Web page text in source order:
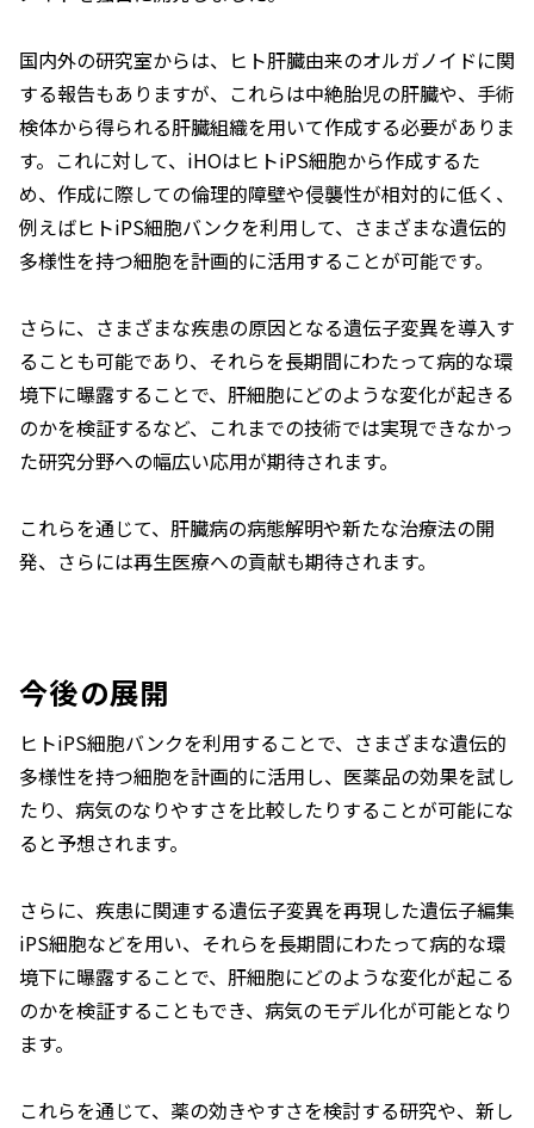
国内外の研究室からは、ヒト肝臓由来のオルガノイドに関
する報告もありますが、これらは中絶胎児の肝臓や、手術
検体から得られる肝臓組織を用いて作成する必要がありま
す。これに対して、iHOはヒトiPS細胞から作成するた
め、作成に際しての倫理的障壁や侵襲性が相対的に低く、
例えばヒトiPS細胞バンクを利用して、さまざまな遺伝的
多様性を持つ細胞を計画的に活用することが可能です。
さらに、さまざまな疾患の原因となる遺伝子変異を導入す
ることも可能であり、それらを長期間にわたって病的な環
境下に曝露することで、肝細胞にどのような変化が起きる
のかを検証するなど、これまでの技術では実現できなかっ
た研究分野への幅広い応用が期待されます。
これらを通じて、肝臓病の病態解明や新たな治療法の開
発、さらには再生医療への貢献も期待されます。
今後の展開
ヒトiPS細胞バンクを利用することで、さまざまな遺伝的
多様性を持つ細胞を計画的に活用し、医薬品の効果を試し
たり、病気のなりやすさを比較したりすることが可能にな
ると予想されます。
さらに、疾患に関連する遺伝子変異を再現した遺伝子編集
iPS細胞などを用い、それらを長期間にわたって病的な環
境下に曝露することで、肝細胞にどのような変化が起こる
のかを検証することもでき、病気のモデル化が可能となり
ます。
これらを通じて、薬の効きやすさを検討する研究や、新し